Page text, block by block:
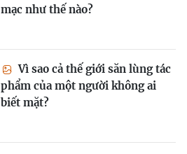
mạc như thế nào?
Vì sao cả thế giới săn lùng tác
phẩm của một người không ai
biết mặt?